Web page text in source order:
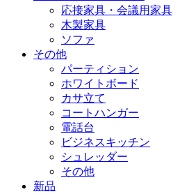
応接家具・会議用家具
木製家具
ソファ
その他
パーティション
ホワイトボード
カサ立て
コートハンガー
電話台
ビジネスキッチン
シュレッダー
その他
新品